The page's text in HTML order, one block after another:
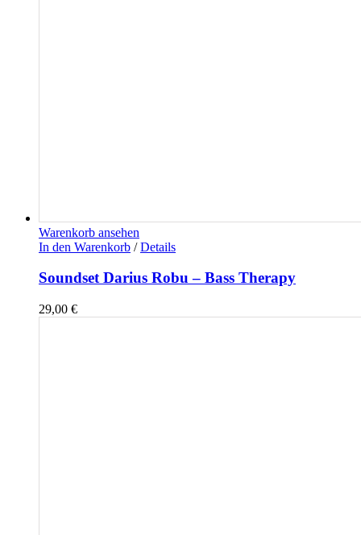
Warenkorb ansehen
In den Warenkorb / Details
Soundset Darius Robu – Bass Therapy
29,00 €